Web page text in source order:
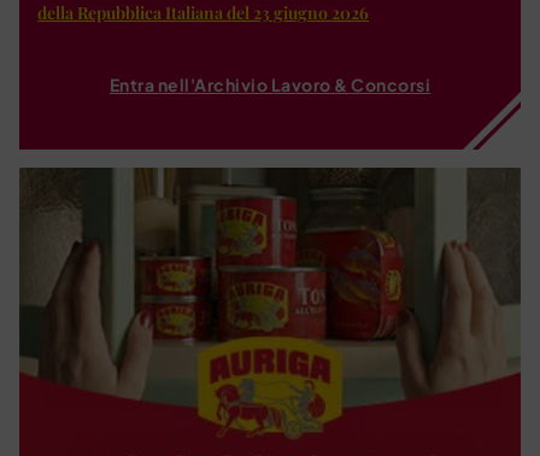
della Repubblica Italiana del 23 giugno 2026
Entra nell'Archivio Lavoro & Concorsi